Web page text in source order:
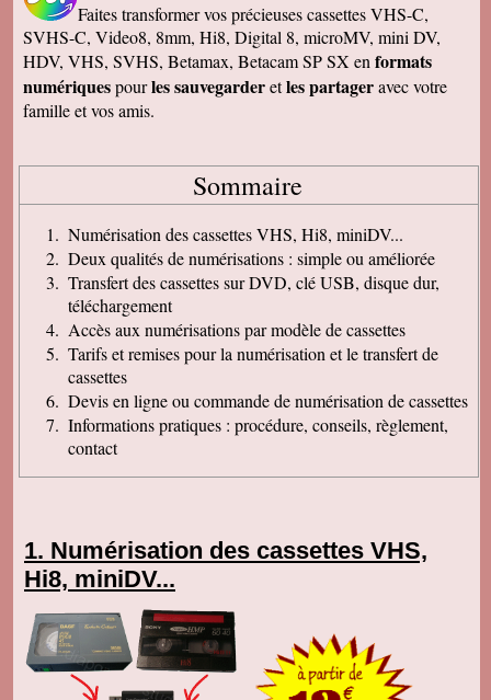
Faites transformer vos précieuses cassettes VHS-C,
SVHS-C, Video8, 8mm, Hi8, Digital 8, microMV, mini DV,
HDV, VHS, SVHS, Betamax, Betacam SP SX en formats
numériquespourles sauvegarderetles partageravec votre
famille et vos amis.
Sommaire
Numérisation des cassettes VHS, Hi8, miniDV...
Deux qualités de numérisations : simple ou améliorée
Transfert des cassettes sur DVD, clé USB, disque dur,
téléchargement
Accès aux numérisations par modèle de cassettes
Tarifs et remises pour la numérisation et le transfert de
cassettes
Devis en ligne ou commande de numérisation de cassettes
Informations pratiques : procédure, conseils, règlement,
contact
Numérisation des cassettes VHS,
Hi8, miniDV...